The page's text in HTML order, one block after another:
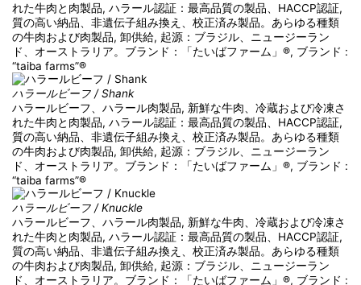
れた牛肉と肉製品, ハラール認証：最高品質の製品、HACCP認証,
質の高い納品、非遺伝子組み換え、校正済み製品。あらゆる種類
の牛肉および肉製品, 卸供給, 起源：ブラジル、ニュージーラン
ド、オーストラリア。ブランド：「たいばファーム」®, ブランド :
“taiba farms”®
ハラールビーフ / Shank
ハラールビーフ、ハラール肉製品, 新鮮な牛肉、冷蔵および冷凍さ
れた牛肉と肉製品, ハラール認証：最高品質の製品、HACCP認証,
質の高い納品、非遺伝子組み換え、校正済み製品。あらゆる種類
の牛肉および肉製品, 卸供給, 起源：ブラジル、ニュージーラン
ド、オーストラリア。ブランド：「たいばファーム」®, ブランド :
“taiba farms”®
ハラールビーフ / Knuckle
ハラールビーフ、ハラール肉製品, 新鮮な牛肉、冷蔵および冷凍さ
れた牛肉と肉製品, ハラール認証：最高品質の製品、HACCP認証,
質の高い納品、非遺伝子組み換え、校正済み製品。あらゆる種類
の牛肉および肉製品, 卸供給, 起源：ブラジル、ニュージーラン
ド、オーストラリア。ブランド：「たいばファーム」®, ブランド :